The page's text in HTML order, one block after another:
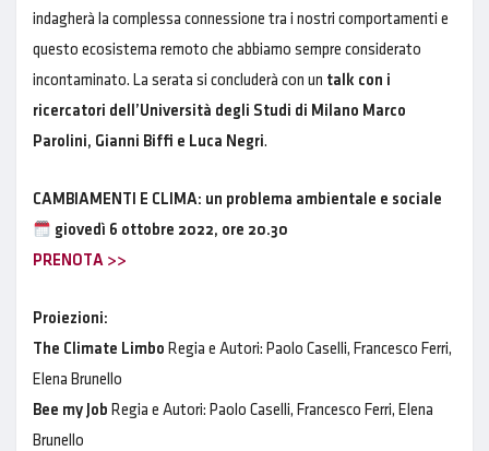
indagherà la complessa connessione tra i nostri comportamenti e
questo ecosistema remoto che abbiamo sempre considerato
incontaminato. La serata si concluderà con un talk con i
ricercatori dell’Università degli Studi di Milano Marco
Parolini, Gianni Biffi e Luca Negri.
CAMBIAMENTI E CLIMA: un problema ambientale e sociale
giovedì 6 ottobre 2022, ore 20.30
PRENOTA >>
Proiezioni:
The Climate Limbo Regia e Autori: Paolo Caselli, Francesco Ferri,
Elena Brunello
Bee my Job Regia e Autori: Paolo Caselli, Francesco Ferri, Elena
Brunello